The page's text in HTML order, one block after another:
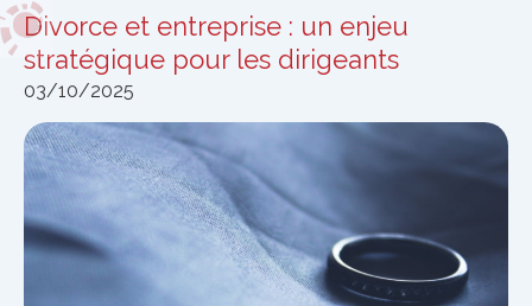
Divorce et entreprise : un enjeu
stratégique pour les dirigeants
03/10/2025